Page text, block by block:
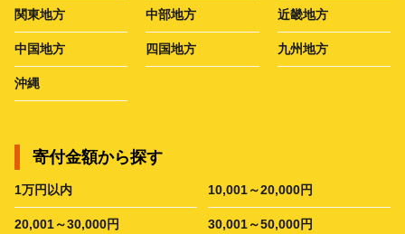
関東地方 中部地方 近畿地方
中国地方 四国地方 九州地方
沖縄
寄付金額から探す
1万円以内 10,001～20,000円
20,001～30,000円 30,001～50,000円